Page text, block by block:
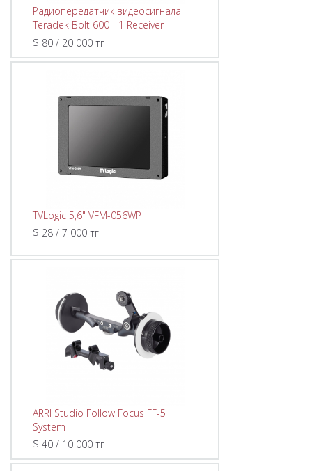
Радиопередатчик видеосигнала
Teradek Bolt 600 - 1 Receiver
$ 80 / 20 000 тг
TVLogic 5,6" VFM-056WP
$ 28 / 7 000 тг
ARRI Studio Follow Focus FF-5
System
$ 40 / 10 000 тг